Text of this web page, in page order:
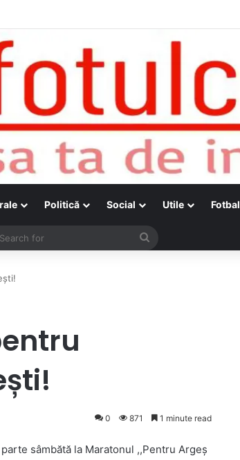
care vor lua parte la Festivalul Folk Țestos
Politică Social Utile Fotbal
Search
0 871 1 minute read
sâmbătă la Maratonul ,,Pentru Argeș